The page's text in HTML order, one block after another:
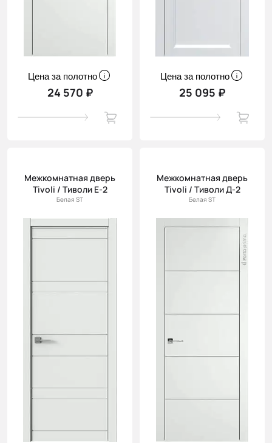
Цена за полотно
24 570 ₽
Цена за полотно
25 095 ₽
Межкомнатная дверь
Tivoli / Тиволи Е-2
Белая ST
Межкомнатная дверь
Tivoli / Тиволи Д-2
Белая ST